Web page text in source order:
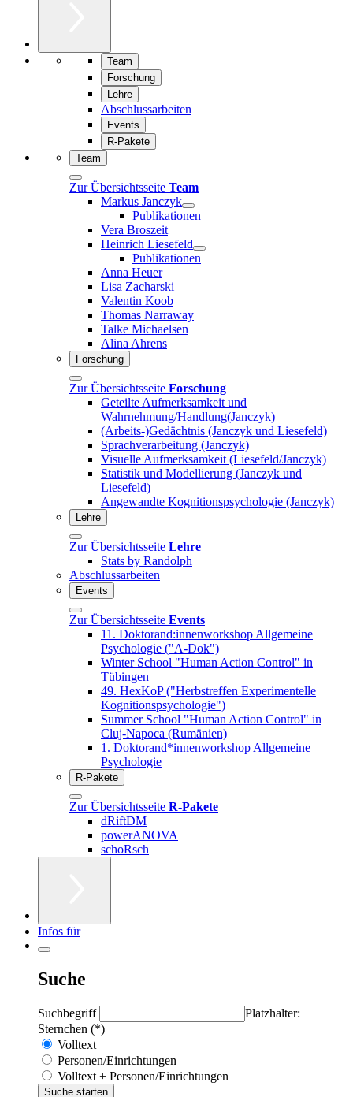
Team
Forschung
Lehre
Abschlussarbeiten
Events
R-Pakete
Team
Zur Übersichtsseite Team
Markus Janczyk
Publikationen
Vera Broszeit
Heinrich Liesefeld
Publikationen
Anna Heuer
Lisa Zacharski
Valentin Koob
Thomas Narraway
Talke Michaelsen
Alina Ahrens
Forschung
Zur Übersichtsseite Forschung
Geteilte Aufmerksamkeit und
Wahrnehmung/Handlung(Janczyk)
(Arbeits-)Gedächtnis (Janczyk und Liesefeld)
Sprachverarbeitung (Janczyk)
Visuelle Aufmerksamkeit (Liesefeld/Janczyk)
Statistik und Modellierung (Janczyk und
Liesefeld)
Angewandte Kognitionspsychologie (Janczyk)
Lehre
Zur Übersichtsseite Lehre
Stats by Randolph
Abschlussarbeiten
Events
Zur Übersichtsseite Events
11. Doktorand:innenworkshop Allgemeine
Psychologie ("A-Dok")
Winter School "Human Action Control" in
Tübingen
49. HexKoP ("Herbstreffen Experimentelle
Kognitionspsychologie")
Summer School "Human Action Control" in
Cluj-Napoca (Rumänien)
1. Doktorand*innenworkshop Allgemeine
Psychologie
R-Pakete
Zur Übersichtsseite R-Pakete
dRiftDM
powerANOVA
schoRsch
Infos für
Suche
Suchbegriff
Platzhalter:
Sternchen (*)
Volltext
Personen/Einrichtungen
Volltext + Personen/Einrichtungen